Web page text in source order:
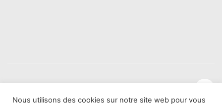
Nous utilisons des cookies sur notre site web pour vous